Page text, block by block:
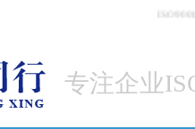
专注企业